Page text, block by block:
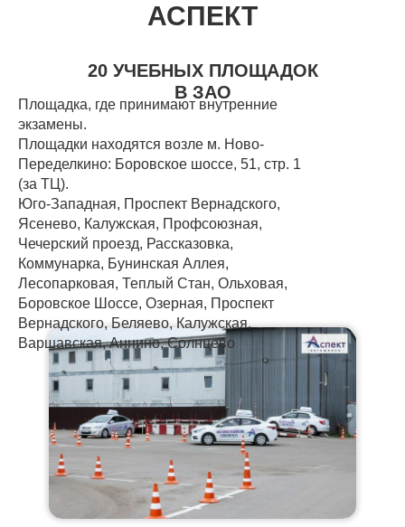
АСПЕКТ
Площадка, где принимают внутренние
экзамены.
Площадки находятся возле м. Ново-
Переделкино: Боровское шоссе, 51, стр. 1
(за ТЦ).
Юго-Западная, Проспект Вернадского,
Ясенево, Калужская, Профсоюзная,
Чечерский проезд, Рассказовка,
Коммунарка, Бунинская Аллея,
Лесопарковая, Теплый Стан, Ольховая,
Боровское Шоссе, Озерная, Проспект
Вернадского, Беляево, Калужская,
Варшавская, Аннино, Солнцево
20 УЧЕБНЫХ ПЛОЩАДОК
В ЗАО